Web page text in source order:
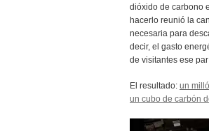
dióxido de carbono
hacerlo reunió la
necesaria para
decir, el gasto
de visitantes ese
El resultado: un
un cubo de carbón